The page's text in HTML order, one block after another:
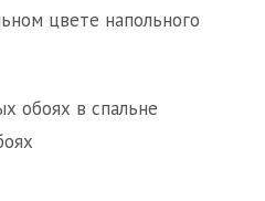
цвете напольного
обоях в спальне